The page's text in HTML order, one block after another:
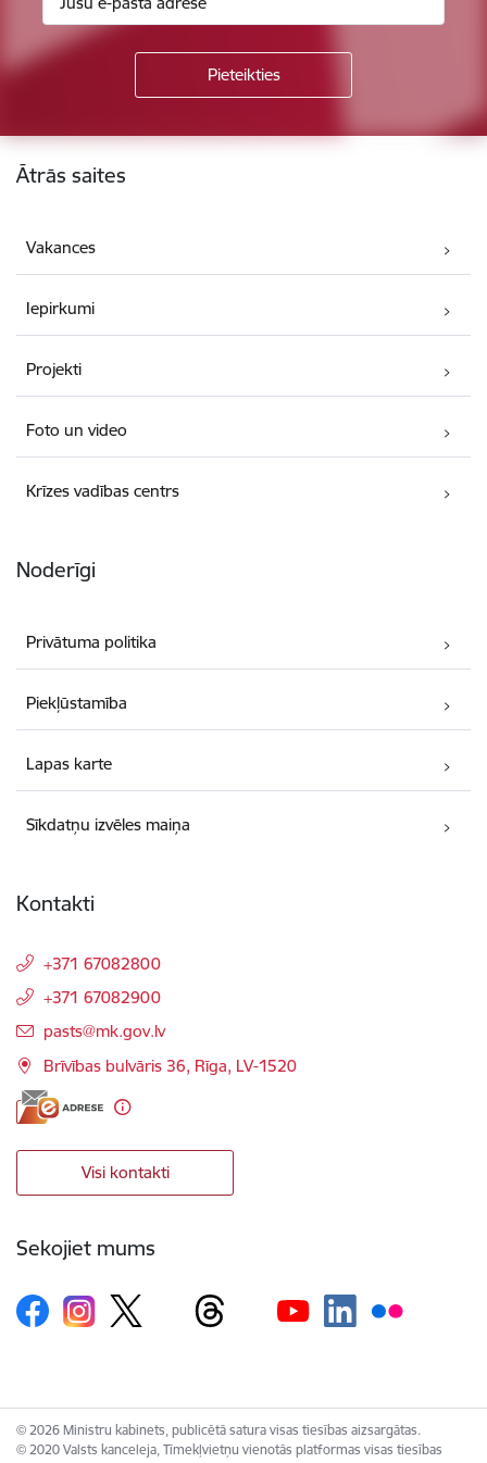
Kājene
Ātrās saites
Vakances
Iepirkumi
Projekti
Foto un video
Krīzes vadības centrs
Noderīgi
Privātuma politika
Piekļūstamība
Lapas karte
Sīkdatņu izvēles maiņa
Kontakti
+371 67082800
+371 67082900
E-pasts:
pasts@mk.gov.lv
Brīvības bulvāris 36, Rīga, LV-1520
Visi kontakti
Sekojiet mums
© 2026 Ministru kabinets, publicētā satura visas tiesības aizsargātas.
© 2020 Valsts kanceleja, Tīmekļvietņu vienotās platformas visas tiesības